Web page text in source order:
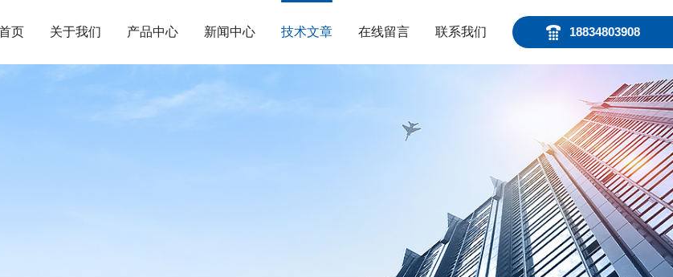
18834803908
页 关于我们 产品中心 新闻中心 技术文章 在线留言 联系我们